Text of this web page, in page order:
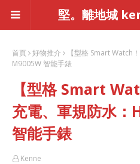
堅。離地城
首頁 好物推介
【型格 Smart Watch
M9005W 智能手錶
【型格 Smart
充電、軍規防水：
智能手錶
Kenne